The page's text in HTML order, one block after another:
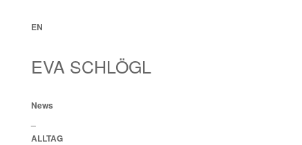
EN
EVA SCHLÖGL
News
ALLTAG